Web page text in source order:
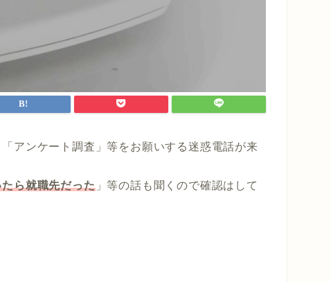
アンケート調査」等をお願いする迷惑電話が来
ら就職先だった」等の話も聞くので確認はして